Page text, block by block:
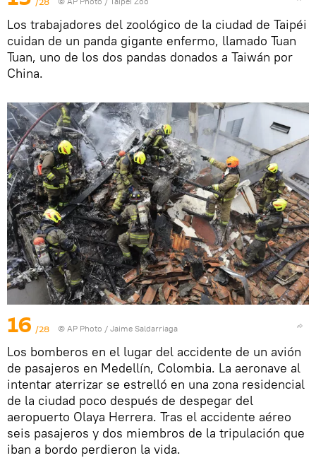
Los trabajadores del zoológico de la ciudad de Taipéi
cuidan de un panda gigante enfermo, llamado Tuan
Tuan, uno de los dos pandas donados a Taiwán por
China.
16 /28 © AP Photo / Jaime Saldarriaga
Los bomberos en el lugar del accidente de un avión
de pasajeros en Medellín, Colombia. La aeronave al
intentar aterrizar se estrelló en una zona residencial
de la ciudad poco después de despegar del
aeropuerto Olaya Herrera. Tras el accidente aéreo
seis pasajeros y dos miembros de la tripulación que
iban a bordo perdieron la vida.